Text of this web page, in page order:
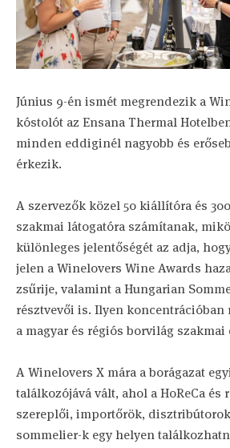
Június 9-én ismét megrendezik a
kóstolót az Ensana Thermal
minden eddiginél nagyobb és
érkezik.
A szervezők közel 50 kiállítóra és
szakmai látogatóra számítanak,
különleges jelentőségét az adja,
jelen a Winelovers Wine Awards
zsűrije, valamint a Hungarian
résztvevői is. Ilyen
a magyar és régiós borvilág szakmai
A Winelovers X mára a borágazat
találkozójává vált, ahol a HoReCa és
szereplői, importőrök,
sommelier-k egy helyen